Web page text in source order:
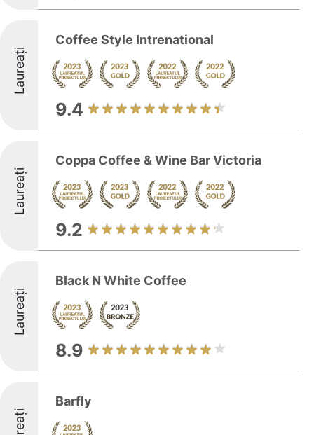
Laureați
Coffee Style Intrenational
9.4
Laureați
Coppa Coffee & Wine Bar Victoria
9.2
Laureați
Black N White Coffee
8.9
Barfly